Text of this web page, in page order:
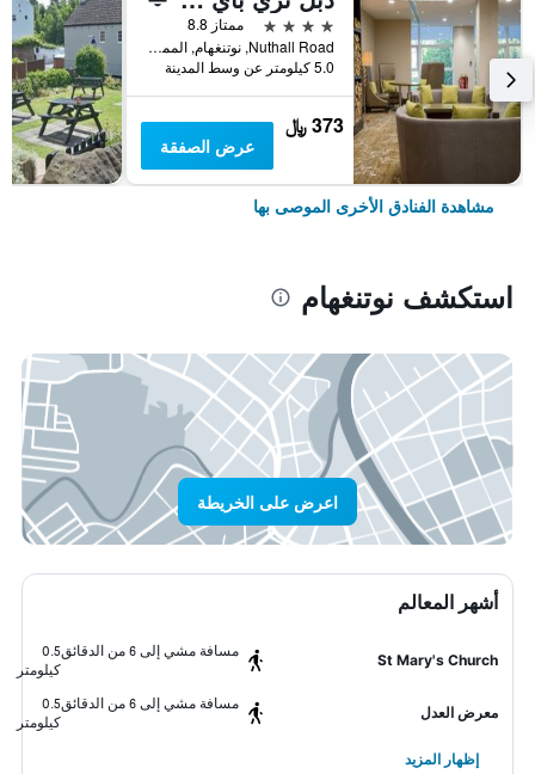
4 نجوم
ممتاز 8.8
Nuthall Road, نوتنغهام, المملكة المتحدة
5.0 كيلومتر عن وسط المدينة
373 ﷼
عرض الصفقة
مشاهدة الفنادق الأخرى الموصى بها
استكشف نوتنغهام
اعرض على الخريطة
أشهر المعالم
St Mary's Church
مسافة مشي إلى 6 من الدقائق
0.5
كيلومتر
معرض العدل
مسافة مشي إلى 6 من الدقائق
0.5
كيلومتر
إظهار المزيد